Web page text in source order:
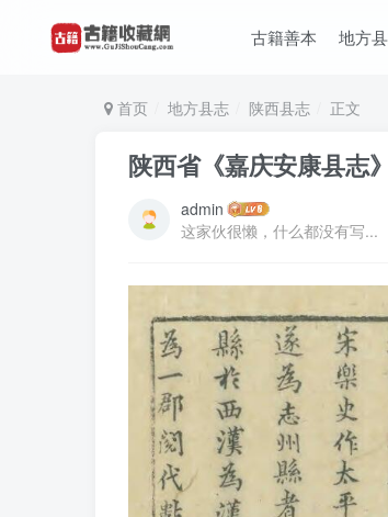
古籍善本 地方
首页 地方县志 陕西县志 正文
陕西省《嘉庆安康县志
admin
这家伙很懒，什么都没有写...